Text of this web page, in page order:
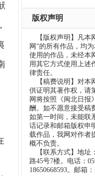
版权声明
【版权声明】凡本
网”的所有作品，均
使用的作品，未经本
用其它方式使用上述
律责任。
【稿费说明】对本
供证明其著作权，请
网将按照《闽北日报
酬。如不愿意接受稿
如第一时间，未能联
话记录和邮箱版权申
载作品，我网对作者
概不负责。
【联系方式】地址
路45号7楼。电话：
18650668593。邮箱